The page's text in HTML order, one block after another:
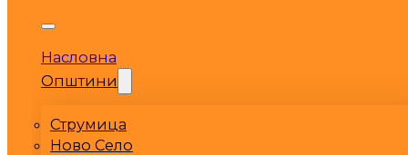
Насловна
Општини
Струмица
Ново Село